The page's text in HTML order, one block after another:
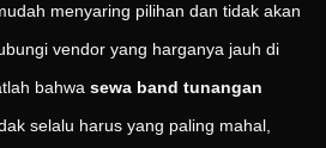
menyaring pilihan dan tidak akan
vendor yang harganya jauh di
bahwa sewa band tunangan
selalu harus yang paling mahal,